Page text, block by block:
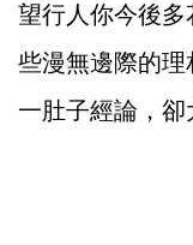
望行人你今後
些漫無邊際的
一肚子經論，卻